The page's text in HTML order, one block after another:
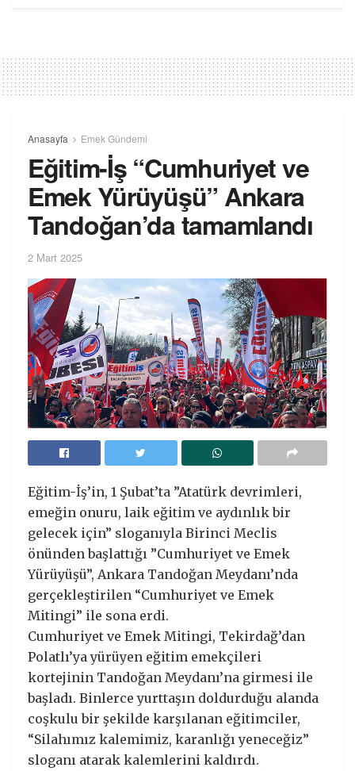
Anasayfa Emek Gündemi
Eğitim-İş “Cumhuriyet ve
Emek Yürüyüşü” Ankara
Tandoğan’da tamamlandı
2 Mart 2025
Eğitim-İş’in, 1 Şubat’ta ”Atatürk devrimleri,
emeğin onuru, laik eğitim ve aydınlık bir
gelecek için” sloganıyla Birinci Meclis
önünden başlattığı ”Cumhuriyet ve Emek
Yürüyüşü”, Ankara Tandoğan Meydanı’nda
gerçekleştirilen “Cumhuriyet ve Emek
Mitingi” ile sona erdi.
Cumhuriyet ve Emek Mitingi, Tekirdağ’dan
Polatlı’ya yürüyen eğitim emekçileri
kortejinin Tandoğan Meydanı’na girmesi ile
başladı. Binlerce yurttaşın doldurduğu alanda
coşkulu bir şekilde karşılanan eğitimciler,
“Silahımız kalemimiz, karanlığı yeneceğiz”
sloganı atarak kalemlerini kaldırdı.